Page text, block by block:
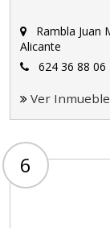
Rambla Juan
Alicante
624 36 88 06
Ver
6